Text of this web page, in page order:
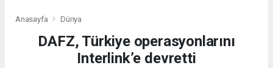
Anasayfa Dünya
DAFZ, Türkiye operasyonlarını
Interlink’e devretti